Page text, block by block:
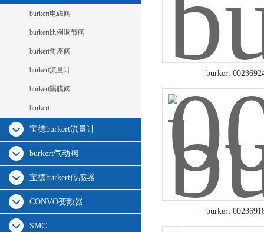
burkert电磁阀
burkert比例调节阀
burkert角座阀
burkert流量计
burkert隔膜阀
burkert
宝德burkert流量计
burkert气动阀
宝德burkert传感器
CONVO变频器
SMC
burkert
burkert